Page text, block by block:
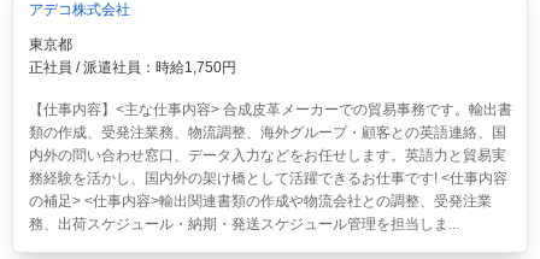
アデコ株式会社
東京都
正社員 / 派遣社員：時給1,750円
【仕事内容】<主な仕事内容> 合成皮革メーカーでの貿易事務です。輸出書
類の作成、受発注業務、物流調整、海外グループ・顧客との英語連絡、国
内外の問い合わせ窓口、データ入力などをお任せします。英語力と貿易実
務経験を活かし、国内外の架け橋として活躍できるお仕事です! <仕事内容
の補足> <仕事内容>輸出関連書類の作成や物流会社との調整、受発注業
務、出荷スケジュール・納期・発送スケジュール管理を担当しま...